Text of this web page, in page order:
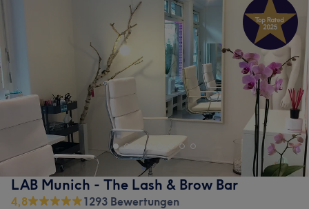
LAB Munich - The Lash & Brow Bar
4,8
1293 Bewertungen